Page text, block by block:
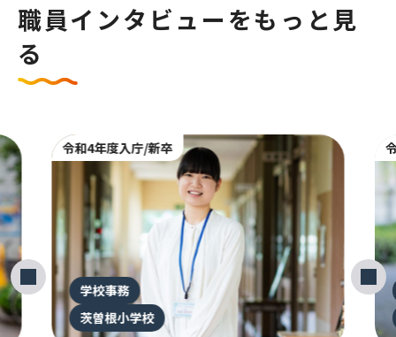
職員インタビューをもっと見
る
令和4年度入庁/新卒
学校事務
茨曽根小学校